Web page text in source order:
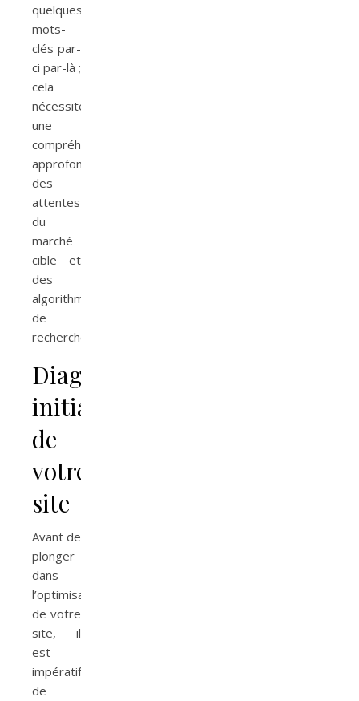
quelques
mots-
clés par-
ci par-là ;
cela
nécessite
une
compréhension
approfondie
des
attentes
du
marché
cible et
des
algorithmes
de
recherche.
Diagnostic
initial
de
votre
site
Avant de
plonger
dans
l’optimisation
de votre
site, il
est
impératif
de